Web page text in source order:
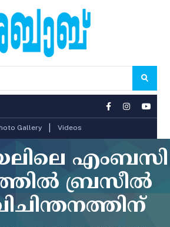
Gallery Videos
എംബസി
ബ്രസീല്‍